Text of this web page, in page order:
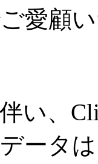
愛顧
い、
ータ